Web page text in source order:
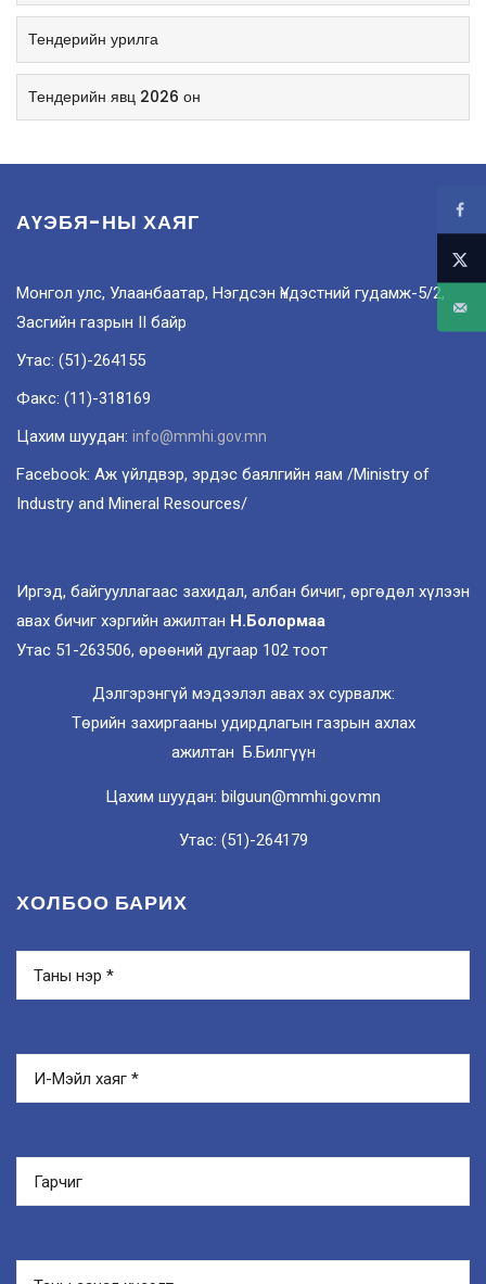
Тендерийн урилга
Тендерийн явц 2026 он
АҮЭБЯ-НЫ ХАЯГ
Монгол улс, Улаанбаатар, Нэгдсэн Үндэстний гудамж-5/2,
Засгийн газрын II байр
Утас: (51)-264155
Факс: (11)-318169
Цахим шуудан: info@mmhi.gov.mn
Facebook: Аж үйлдвэр, эрдэс баялгийн яам /Ministry of
Industry and Mineral Resources/
Иргэд, байгууллагаас захидал, албан бичиг, өргөдөл хүлээн
авах бичиг хэргийн ажилтан Н.Болормаа
Утас 51-263506, өрөөний дугаар 102 тоот
Дэлгэрэнгүй мэдээлэл авах эх сурвалж:
Төрийн захиргааны удирдлагын газрын ахлах
ажилтан Б.Билгүүн
Цахим шуудан: bilguun@mmhi.gov.mn
Утас: (51)-264179
ХОЛБОО БАРИХ